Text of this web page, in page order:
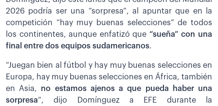
2026 podría ser una “sorpresa”, al apuntar que en la
competición “hay muy buenas selecciones” de todos
los continentes, aunque enfatizó que “sueña” con una
final entre dos equipos sudamericanos.
“Juegan bien al fútbol y hay muy buenas selecciones en
Europa, hay muy buenas selecciones en África, también
en Asia, no estamos ajenos a que pueda haber una
sorpresa”, dijo Domínguez a EFE durante la